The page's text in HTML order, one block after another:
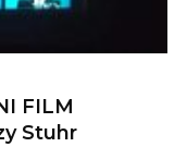
FILM
Stuhr